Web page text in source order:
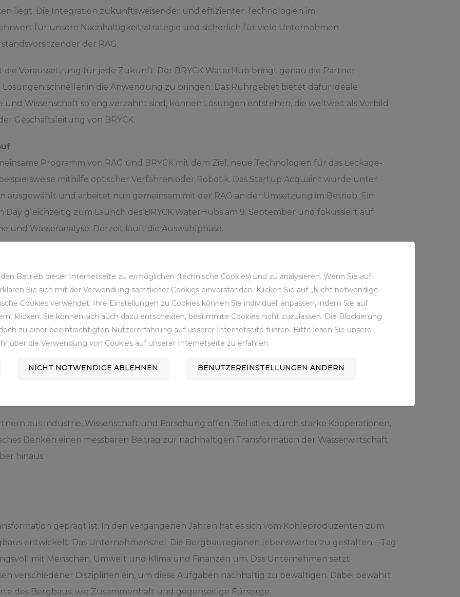
liegt. Die Integration zukunftsweisender und effizienter Technologien im
für unsere Nachhaltigkeitsstrategie und sicherlich für viele Unternehmen
der RAG.
die Voraussetzung für jede Zukunft. Der BRYCK WaterHub bringt genau die Partner
schneller in die Anwendung zu bringen. Das Ruhrgebiet bietet dafür ideale
Wissenschaft so eng verzahnt sind, können Lösungen entstehen, die weltweit als Vorbild
Geschäftsleitung von BRYCK.
Programm von RAG und BRYCK mit dem Ziel, neue Technologien für das Leckage-
mithilfe optischer Verfahren oder Robotik. Das Startup Acquaint wurde unter
ausgewählt und arbeitet nun gemeinsam mit der RAG an der Umsetzung im Betrieb. Ein
gleichzeitig zum Launch des BRYCK WaterHubs am 9. September und fokussiert auf
Wasseranalyse. Derzeit läuft die Auswahlphase.
Dürre und Stürmen widmet. Fünf internationale Startups werden dabei über sieben Wochen
bei ihren aktuellen Herausforderungen und beim Zugang zu Kapital und Kunden
der BRYCK Startup Alliance, der vom Bundeswirtschaftsministerium prämierten Startup
Universitäten, dem Initiativkreis Ruhr und BRYCK getragen wird. Neben Wasser
und PropTech zu den strategischen Fokusthemen der Initiative.
aus Industrie, Wissenschaft und Forschung offen. Ziel ist es, durch starke Kooperationen,
Denken einen messbaren Beitrag zur nachhaltigen Transformation der Wasserwirtschaft
hinaus.
geprägt ist. In den vergangenen Jahren hat es sich vom Kohleproduzenten zum
entwickelt. Das Unternehmensziel: Die Bergbauregionen lebenswerter zu gestalten – Tag
mit Menschen, Umwelt und Klima und Finanzen um. Das Unternehmen setzt
verschiedener Disziplinen ein, um diese Aufgaben nachhaltig zu bewältigen. Dabei bewahrt
des Bergbaus, wie Zusammenhalt und gegenseitige Fürsorge.
Betrieb dieser Internetseite zu ermöglichen (technische Cookies) und zu analysieren. Wenn Sie auf
Sie sich mit der Verwendung sämtlicher Cookies einverstanden. Klicken Sie auf „Nicht notwendige
Cookies verwendet. Ihre Einstellungen zu Cookies können Sie individuell anpassen, indem Sie auf
klicken. Sie können sich auch dazu entscheiden, bestimmte Cookies nicht zuzulassen. Die Blockierung
zu einer beeinträchtigten Nutzererfahrung auf unserer Internetseite führen. Bitte lesen Sie unsere
über die Verwendung von Cookies auf unserer Internetseite zu erfahren.
NICHT NOTWENDIGE ABLEHNEN BENUTZEREINSTELLUNGEN ÄNDERN